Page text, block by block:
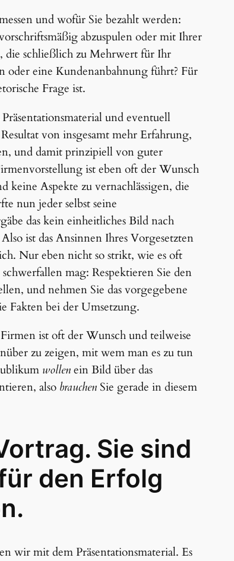
und wofür Sie bezahlt werden:
abzuspulen oder mit Ihrer
die schließlich zu Mehrwert für Ihr
oder eine Kundenanbahnung führt? Für
Frage ist.
und eventuell
von insgesamt mehr Erfahrung,
und damit prinzipiell von guter
ist eben oft der Wunsch
keine Aspekte zu vernachlässigen, die
nun jeder selbst seine
das kein einheitliches Bild nach
ist das Ansinnen Ihres Vorgesetzten
Nur eben nicht so strikt, wie es oft
mag: Respektieren Sie den
und nehmen Sie das vorgegebene
Fakten bei der Umsetzung.
ist oft der Wunsch und teilweise
zu zeigen, mit wem man es zu tun
wollenein Bild über das
also brauchenSie gerade in diesem
Sie sind
den Erfolg
wir mit dem Präsentationsmaterial. Es